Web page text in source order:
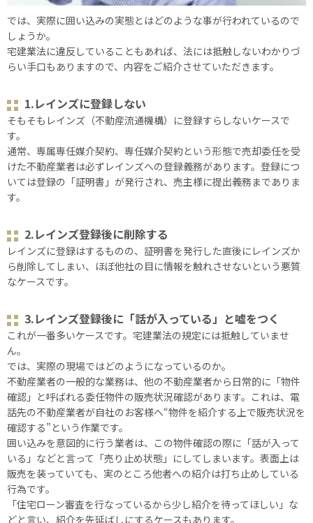
では、実際に囲い込みの実態とはどのような事が行われているので
しょうか。
宅建業法に違反していることもあれば、法には抵触しないわかりづ
らい手口もありますので、内容をご紹介させていただきます。
1.レインズに登録しない
そもそもレインズ（不動産流通機構）に登録すらしないケースで
す。
通常、専属専任媒介契約、専任媒介契約という形態で売却委任を受
けた不動産業者は必ずレインズへの登録義務があります。登録につ
いては登録の「証明書」が発行され、売主様に提出義務までありま
す。
2.レインズ登録後に削除する
レインズに登録はするものの、証明書を発行した直後にレインズか
ら削除してしまい、ほぼ他社の目に情報を触れさせないという悪質
なケースです。
3.レインズ登録後に「話が入っている」と嘘をつく
これが⼀番多いケースです。宅建業法の規定には抵触していませ
ん。
では、実際の現場ではどのようになっているのか。
不動産業者の⼀般的な業務は、他の不動産業者から日常的に「物件
確認」と呼ばれる委任物件の販売状況確認があります。これは、電
話先の不動産業者が自社のお客様へ“物件を紹介する上で販売状況を
確認する”という作業です。
囲い込みを意図的に行う業者は、この物件確認の際に「話が入って
いる」などと言って「売り止め状態」にしてしまいます。表面上は
販売を装っていても、実のところ他者への紹介は打ち止めしている
行為です。
「住宅ローン審査を行なっているから少し紹介を待ってほしい」な
どと言い、紹介を先延ばしにするケースもあります。